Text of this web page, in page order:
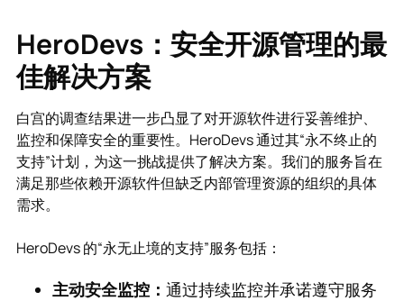
HeroDevs：安全开源管理的最
佳解决方案
白宫的调查结果进一步凸显了对开源软件进行妥善维护、
监控和保障安全的重要性。HeroDevs 通过其“永不终止的
支持”计划，为这一挑战提供了解决方案。我们的服务旨在
满足那些依赖开源软件但缺乏内部管理资源的组织的具体
需求。
HeroDevs 的“永无止境的支持”服务包括：
主动安全监控： 通过持续监控并承诺遵守服务